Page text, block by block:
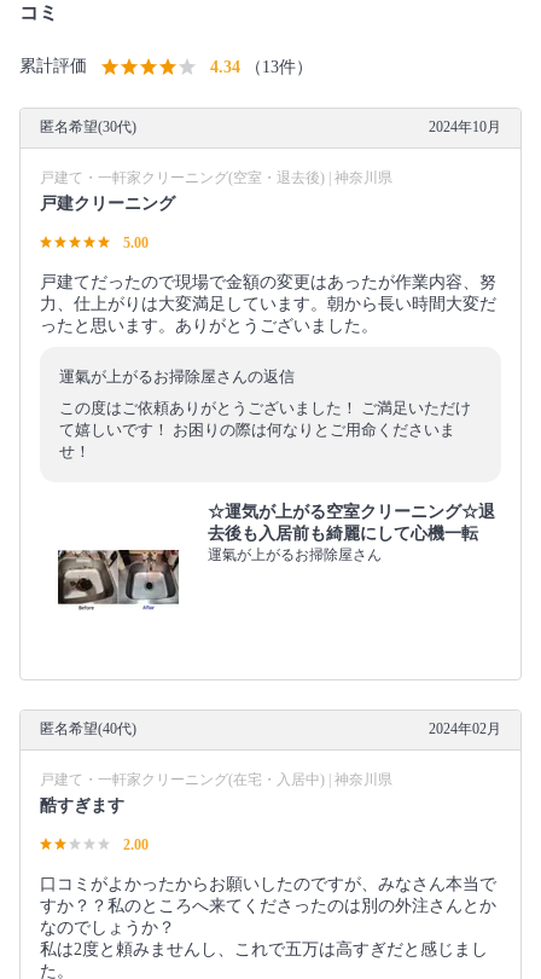
コミ
累計評価 4.34 （13件）
匿名希望(30代) 2024年10月
戸建て・一軒家クリーニング(空室・退去後) | 神奈川県
戸建クリーニング
5.00
戸建てだったので現場で金額の変更はあったが作業内容、努
力、仕上がりは大変満足しています。朝から長い時間大変だ
ったと思います。ありがとうございました。
運氣が上がるお掃除屋さんの返信
この度はご依頼ありがとうございました！ ご満足いただけ
て嬉しいです！ お困りの際は何なりとご用命くださいま
せ！
☆運気が上がる空室クリーニング☆退
去後も入居前も綺麗にして心機一転
運氣が上がるお掃除屋さん
匿名希望(40代) 2024年02月
戸建て・一軒家クリーニング(在宅・入居中) | 神奈川県
酷すぎます
2.00
口コミがよかったからお願いしたのですが、みなさん本当で
すか？？私のところへ来てくださったのは別の外注さんとか
なのでしょうか？
私は2度と頼みませんし、これで五万は高すぎだと感じまし
た。